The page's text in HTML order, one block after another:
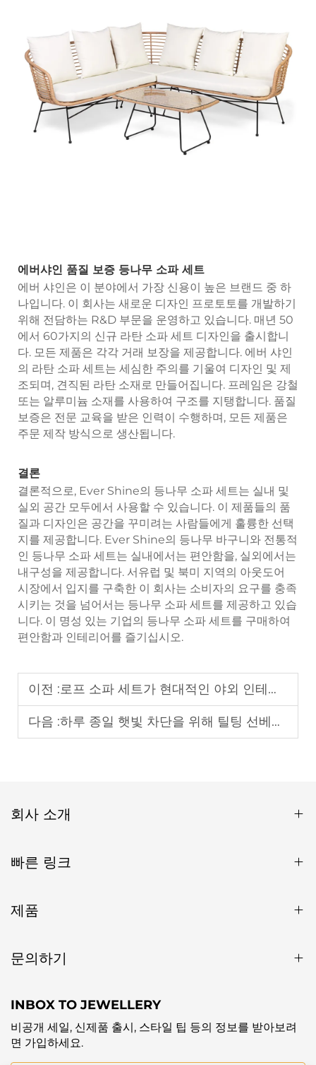
에버샤인 품질 보증 등나무 소파 세트
에버 샤인은 이 분야에서 가장 신용이 높은 브랜드 중 하
나입니다. 이 회사는 새로운 디자인 프로토토를 개발하기
위해 전담하는 R&D 부문을 운영하고 있습니다. 매년 50
에서 60가지의 신규 라탄 소파 세트 디자인을 출시합니
다. 모든 제품은 각각 거래 보장을 제공합니다. 에버 샤인
의 라탄 소파 세트는 세심한 주의를 기울여 디자인 및 제
조되며, 견직된 라탄 소재로 만들어집니다. 프레임은 강철
또는 알루미늄 소재를 사용하여 구조를 지탱합니다. 품질
보증은 전문 교육을 받은 인력이 수행하며, 모든 제품은
주문 제작 방식으로 생산됩니다.
결론
결론적으로, Ever Shine의 등나무 소파 세트는 실내 및
실외 공간 모두에서 사용할 수 있습니다. 이 제품들의 품
질과 디자인은 공간을 꾸미려는 사람들에게 훌륭한 선택
지를 제공합니다. Ever Shine의 등나무 바구니와 전통적
인 등나무 소파 세트는 실내에서는 편안함을, 실외에서는
내구성을 제공합니다. 서유럽 및 북미 지역의 아웃도어
시장에서 입지를 구축한 이 회사는 소비자의 요구를 충족
시키는 것을 넘어서는 등나무 소파 세트를 제공하고 있습
니다. 이 명성 있는 기업의 등나무 소파 세트를 구매하여
편안함과 인테리어를 즐기십시오.
이전 :로프 소파 세트가 현대적인 야외 인테리어 트렌드가 되는 이유는 무엇인가요?
다음 :하루 종일 햇빛 차단을 위해 틸팅 선베드가 더 다재다능한가요?
회사 소개
빠른 링크
제품
문의하기
INBOX TO JEWELLERY
비공개 세일, 신제품 출시, 스타일 팁 등의 정보를 받아보려
면 가입하세요.